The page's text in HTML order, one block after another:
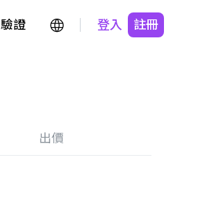
驗證 登入 註冊
出價